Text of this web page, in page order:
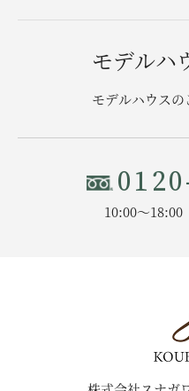
モデルハ
モデルハウスの
10:00〜18:00